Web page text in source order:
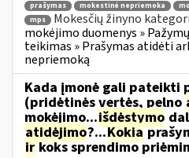
prašymas mokestinė nepriemoka
mps
Mokesčių žinyno
mokėjimo duomenys »
teikimas » Prašymas atidėti
nepriemoką
Kada įmonė gali pateikti
(pridėtinės vertės, pelno
mokėjimo...išdėstymo
atidėjimo?...Kokia
irkoks sprendimo